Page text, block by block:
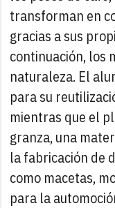
transforman en
gracias a sus
continuación, los
naturaleza. El
para su
mientras que el
granza, una
la fabricación de
como macetas,
para la